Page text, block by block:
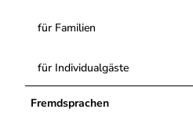
für Familien
für Individualgäste
Fremdsprachen